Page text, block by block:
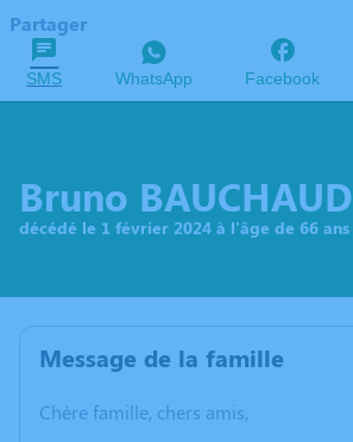
Partager
SMS WhatsApp Facebook
Bruno BAUCHAUD
décédé le 1 février 2024 à l'âge de 66 ans
Message de la famille
Chère famille, chers amis,